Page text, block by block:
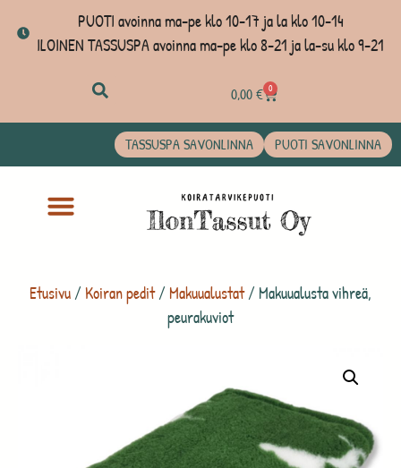
PUOTI avoinna ma-pe klo 10-17 ja la klo 10-14
ILOINEN TASSUSPA avoinna ma-pe klo 8-21 ja la-su klo 9-21
0,00€ 0
TASSUSPA SAVONLINNA PUOTI SAVONLINNA
Etusivu /Koiran pedit/ Makuualustat/ Makuualusta vihreä,
peurakuviot